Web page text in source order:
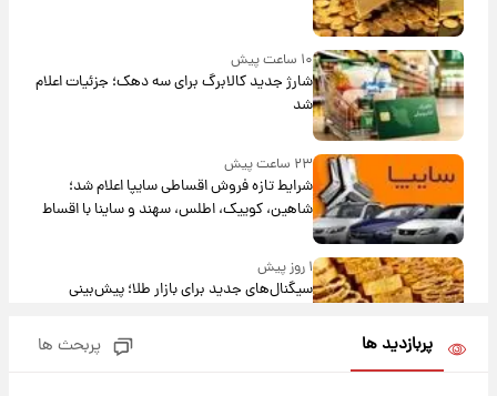
۱۰ ساعت پیش
شارژ جدید کالابرگ برای سه دهک؛ جزئیات اعلام
شد
۲۳ ساعت پیش
شرایط تازه فروش اقساطی سایپا اعلام شد؛
شاهین، کوییک، اطلس، سهند و ساینا با اقساط
بلندمدت + جدول
۱ روز پیش
سیگنال‌های جدید برای بازار طلا؛ پیش‌بینی
پربازدید ها پربحث ها